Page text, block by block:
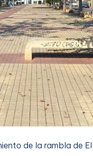
de la rambla de